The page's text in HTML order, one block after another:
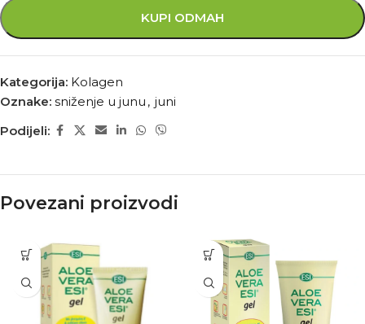
KUPI ODMAH
Kategorija: Kolagen
Oznake: sniženje u junu , juni
Podijeli:
Povezani proizvodi